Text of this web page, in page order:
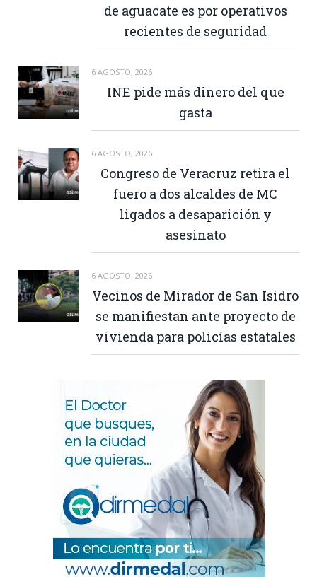
de aguacate es por operativos
recientes de seguridad
6 AGOSTO, 2026
INE pide más dinero del que
gasta
6 AGOSTO, 2026
Congreso de Veracruz retira el
fuero a dos alcaldes de MC
ligados a desaparición y
asesinato
6 AGOSTO, 2026
Vecinos de Mirador de San Isidro
se manifiestan ante proyecto de
vivienda para policías estatales